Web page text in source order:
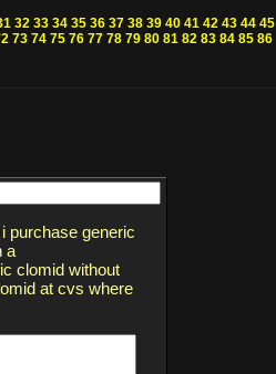
32 33 34 35 36 37 38 39 40 41 42 43 44 45
73 74 75 76 77 78 79 80 81 82 83 84 85 86
purchase generic
a
clomid without
at cvs where